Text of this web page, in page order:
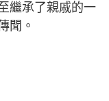
繼承了親戚的一
聞。